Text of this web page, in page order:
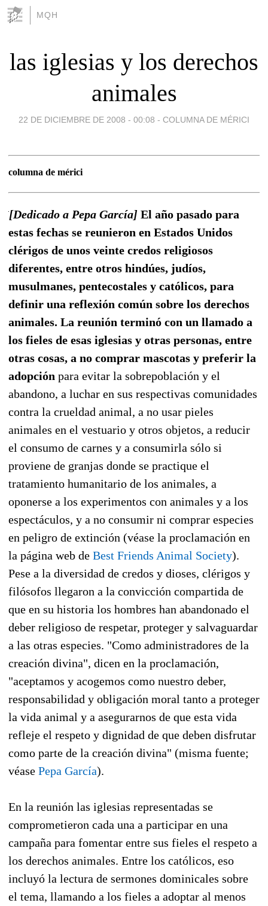
MQH
las iglesias y los derechos
animales
22 DE DICIEMBRE DE 2008 - 00:08 - COLUMNA DE MÉRICI
columna de mérici
[Dedicado a Pepa García] El año pasado para
estas fechas se reunieron en Estados Unidos
clérigos de unos veinte credos religiosos
diferentes, entre otros hindúes, judíos,
musulmanes, pentecostales y católicos, para
definir una reflexión común sobre los derechos
animales. La reunión terminó con un llamado a
los fieles de esas iglesias y otras personas, entre
otras cosas, a no comprar mascotas y preferir la
adopción para evitar la sobrepoblación y el
abandono, a luchar en sus respectivas comunidades
contra la crueldad animal, a no usar pieles
animales en el vestuario y otros objetos, a reducir
el consumo de carnes y a consumirla sólo si
proviene de granjas donde se practique el
tratamiento humanitario de los animales, a
oponerse a los experimentos con animales y a los
espectáculos, y a no consumir ni comprar especies
en peligro de extinción (véase la proclamación en
la página web de Best Friends Animal Society).
Pese a la diversidad de credos y dioses, clérigos y
filósofos llegaron a la convicción compartida de
que en su historia los hombres han abandonado el
deber religioso de respetar, proteger y salvaguardar
a las otras especies. "Como administradores de la
creación divina", dicen en la proclamación,
"aceptamos y acogemos como nuestro deber,
responsabilidad y obligación moral tanto a proteger
la vida animal y a asegurarnos de que esta vida
refleje el respeto y dignidad de que deben disfrutar
como parte de la creación divina" (misma fuente;
véase Pepa García).
En la reunión las iglesias representadas se
comprometieron cada una a participar en una
campaña para fomentar entre sus fieles el respeto a
los derechos animales. Entre los católicos, eso
incluyó la lectura de sermones dominicales sobre
el tema, llamando a los fieles a adoptar al menos